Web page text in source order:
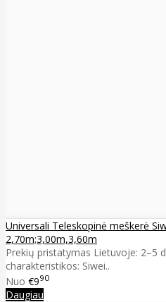
Universali Teleskopinė meškerė
2,70m;3,00m,3,60m
Prekių pristatymas Lietuvoje:
charakteristikos: Siwei..
Nuo €990
Daugiau